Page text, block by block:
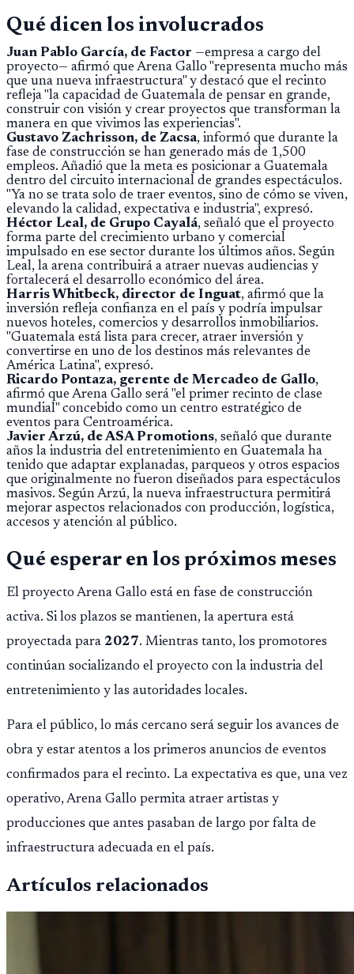
Qué dicen los involucrados
Juan Pablo García, de Factor —empresa a cargo del
proyecto— afirmó que Arena Gallo "representa mucho más
que una nueva infraestructura" y destacó que el recinto
refleja "la capacidad de Guatemala de pensar en grande,
construir con visión y crear proyectos que transforman la
manera en que vivimos las experiencias".
Gustavo Zachrisson, de Zacsa, informó que durante la
fase de construcción se han generado más de 1,500
empleos. Añadió que la meta es posicionar a Guatemala
dentro del circuito internacional de grandes espectáculos.
"Ya no se trata solo de traer eventos, sino de cómo se viven,
elevando la calidad, expectativa e industria", expresó.
Héctor Leal, de Grupo Cayalá, señaló que el proyecto
forma parte del crecimiento urbano y comercial
impulsado en ese sector durante los últimos años. Según
Leal, la arena contribuirá a atraer nuevas audiencias y
fortalecerá el desarrollo económico del área.
Harris Whitbeck, director de Inguat, afirmó que la
inversión refleja confianza en el país y podría impulsar
nuevos hoteles, comercios y desarrollos inmobiliarios.
"Guatemala está lista para crecer, atraer inversión y
convertirse en uno de los destinos más relevantes de
América Latina", expresó.
Ricardo Pontaza, gerente de Mercadeo de Gallo,
afirmó que Arena Gallo será "el primer recinto de clase
mundial" concebido como un centro estratégico de
eventos para Centroamérica.
Javier Arzú, de ASA Promotions, señaló que durante
años la industria del entretenimiento en Guatemala ha
tenido que adaptar explanadas, parqueos y otros espacios
que originalmente no fueron diseñados para espectáculos
masivos. Según Arzú, la nueva infraestructura permitirá
mejorar aspectos relacionados con producción, logística,
accesos y atención al público.
Qué esperar en los próximos meses
El proyecto Arena Gallo está en fase de construcción
activa. Si los plazos se mantienen, la apertura está
proyectada para 2027. Mientras tanto, los promotores
continúan socializando el proyecto con la industria del
entretenimiento y las autoridades locales.
Para el público, lo más cercano será seguir los avances de
obra y estar atentos a los primeros anuncios de eventos
confirmados para el recinto. La expectativa es que, una vez
operativo, Arena Gallo permita atraer artistas y
producciones que antes pasaban de largo por falta de
infraestructura adecuada en el país.
Artículos relacionados